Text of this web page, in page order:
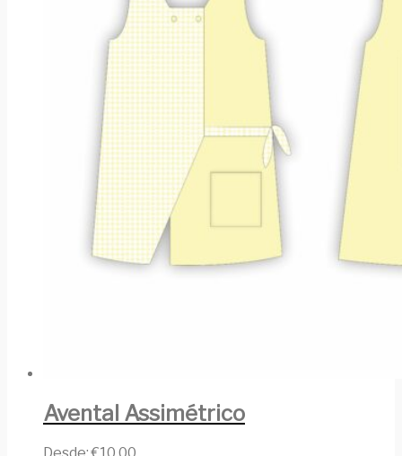
Avental Assimétrico